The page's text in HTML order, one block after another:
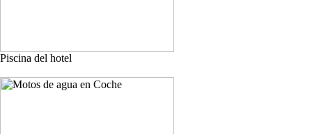
Piscina del hotel